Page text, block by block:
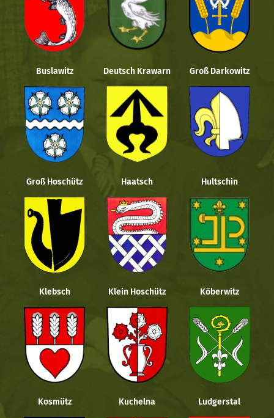
Buslawitz Deutsch Krawarn Groß Darkowitz
Groß Hoschütz Haatsch Hultschin
Klebsch Klein Hoschütz Köberwitz
Kosmütz Kuchelna Ludgerstal